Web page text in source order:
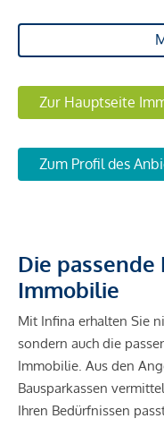
Zur Hauptseite
Zum Profil des
Die passende
Immobilie
Mit Infina erhalten Sie
sondern auch die
Immobilie. Aus den
Bausparkassen
Ihren Bedürfnissen